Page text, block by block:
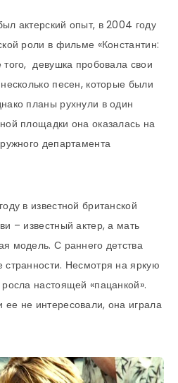
актерский опыт, в 2004 году
роли в фильме «Константин:
девушка пробовала свои
песен, которые были
планы рухнули в один
площадки она оказалась на
департамента
в известной британской
– известный актер, а мать
модель. С раннего детства
Несмотря на яркую
настоящей «пацанкой».
не интересовали, она играла